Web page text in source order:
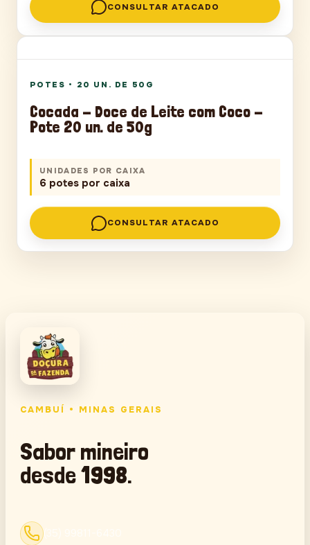
CONSULTAR ATACADO
POTES • 20 UN. DE 50G
Cocada - Doce de Leite com Coco -
Pote 20 un. de 50g
UNIDADES POR CAIXA
6 potes por caixa
CONSULTAR ATACADO
CAMBUÍ • MINAS GERAIS
Sabor mineiro
desde 1998.